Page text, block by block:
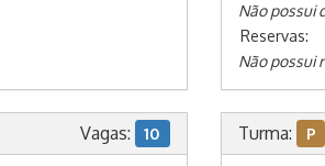
Não possui
Reservas:
Não possui
Vagas: 10 Turma: P